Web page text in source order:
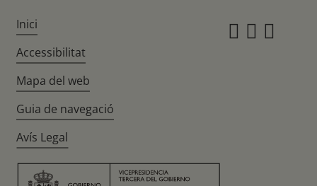
Inici
Accessibilitat
Mapa del web
Guia de navegació
Avís Legal